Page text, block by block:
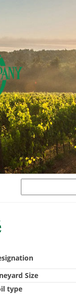
Size
type